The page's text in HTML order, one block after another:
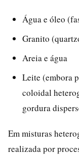
Água e óleo
Granito
Areia e água
Leite (embora
coloidal
gordura
Em misturas
realizada por